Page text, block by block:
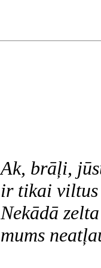
Ak, brāļi,
ir tikai
Nekādā
mums